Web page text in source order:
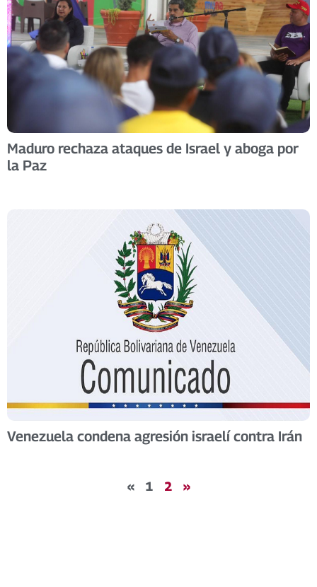
Maduro rechaza ataques de Israel y aboga por
la Paz
Venezuela condena agresión israelí contra Irán
« 1 2 »